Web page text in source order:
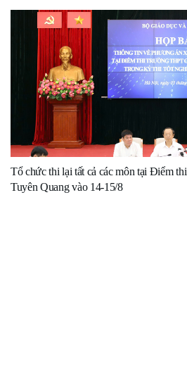
Tổ chức thi lại tất cả các môn tại Điểm
Tuyên Quang vào 14-15/8